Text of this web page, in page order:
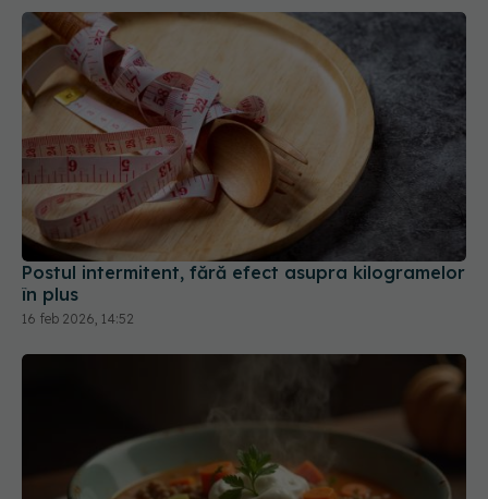
Postul intermitent, fără efect asupra kilogramelor
în plus
16 feb 2026, 14:52